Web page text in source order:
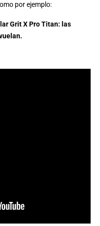
por ejemplo:
Grit X Pro Titan: las